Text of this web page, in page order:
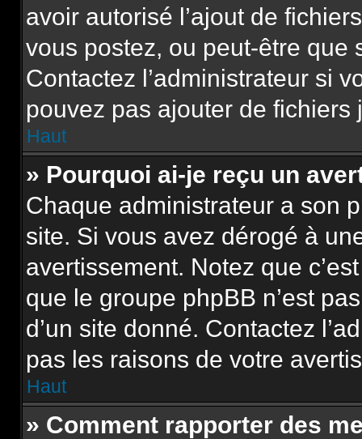
avoir autorisé l’ajout de
vous postez, ou peut-être que
Contactez l’administrateur si
pouvez pas ajouter de fichiers
Haut
» Pourquoi ai-je reçu un
Chaque administrateur a son
site. Si vous avez dérogé à
avertissement. Notez que
que le groupe phpBB n’est
d’un site donné. Contactez
pas les raisons de votre
Haut
» Comment rapporter des